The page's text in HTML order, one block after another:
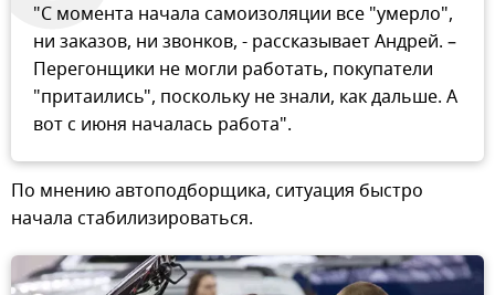
"С момента начала самоизоляции все "умерло",
ни заказов, ни звонков, - рассказывает Андрей. –
Перегонщики не могли работать, покупатели
"притаились", поскольку не знали, как дальше. А
вот с июня началась работа".
По мнению автоподборщика, ситуация быстро
начала стабилизироваться.